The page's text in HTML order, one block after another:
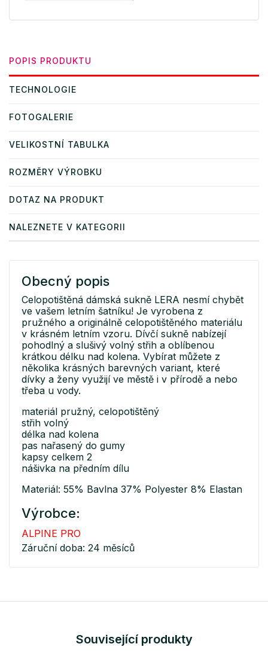
POPIS PRODUKTU
TECHNOLOGIE
FOTOGALERIE
VELIKOSTNÍ TABULKA
ROZMĚRY VÝROBKU
DOTAZ NA PRODUKT
NALEZNETE V KATEGORII
Obecný popis
Celopotištěná dámská sukně LERA nesmí chybět
ve vašem letním šatníku! Je vyrobena z
pružného a originálně celopotištěného materiálu
v krásném letním vzoru. Dívčí sukně nabízejí
pohodlný a slušivý volný střih a oblíbenou
krátkou délku nad kolena. Vybírat můžete z
několika krásných barevných variant, které
dívky a ženy využijí ve městě i v přírodě a nebo
třeba u vody.
materiál pružný, celopotištěný
střih volný
délka nad kolena
pas nařasený do gumy
kapsy celkem 2
nášivka na předním dílu
Materiál: 55% Bavlna 37% Polyester 8% Elastan
Výrobce:
ALPINE PRO
Záruční doba: 24 měsíců
Související produkty